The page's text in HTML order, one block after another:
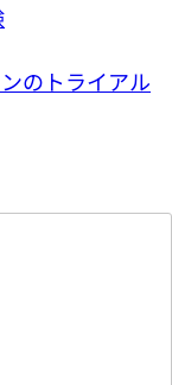
のトライアル